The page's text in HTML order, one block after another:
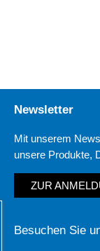
Newsletter
Mit unserem
unsere Produkte,
ZUR
Besuchen Sie